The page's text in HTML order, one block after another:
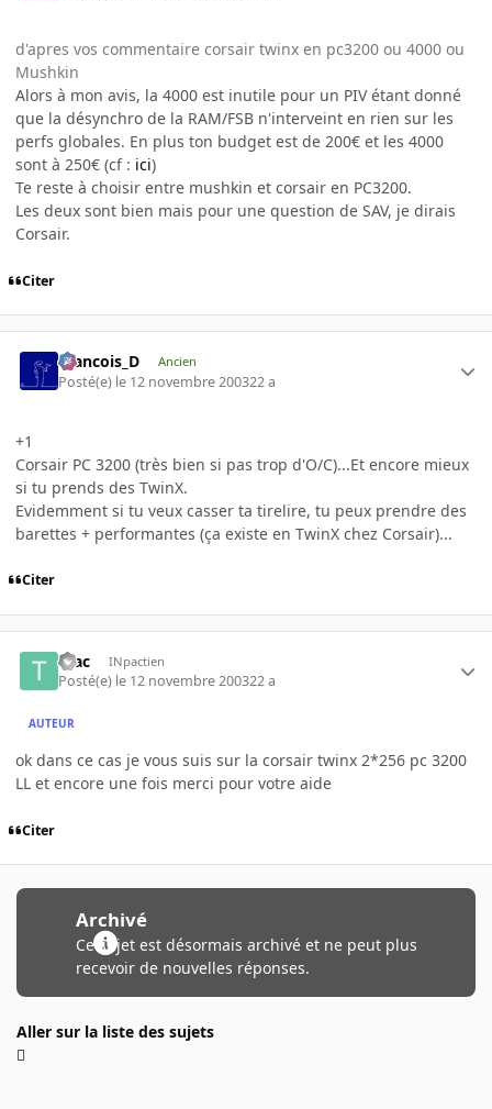
d'apres vos commentaire corsair twinx en pc3200 ou 4000 ou
Mushkin
Alors à mon avis, la 4000 est inutile pour un PIV étant donné
que la désynchro de la RAM/FSB n'interveint en rien sur les
perfs globales. En plus ton budget est de 200€ et les 4000
sont à 250€ (cf : ici)
Te reste à choisir entre mushkin et corsair en PC3200.
Les deux sont bien mais pour une question de SAV, je dirais
Corsair.
Citer
Francois_D Ancien
Posté(e) le 12 novembre 200322 a
+1
Corsair PC 3200 (très bien si pas trop d'O/C)...Et encore mieux
si tu prends des TwinX.
Evidemment si tu veux casser ta tirelire, tu peux prendre des
barettes + performantes (ça existe en TwinX chez Corsair)...
Citer
teac INpactien
Posté(e) le 12 novembre 200322 a
AUTEUR
ok dans ce cas je vous suis sur la corsair twinx 2*256 pc 3200
LL et encore une fois merci pour votre aide
Citer
Archivé
Ce sujet est désormais archivé et ne peut plus
recevoir de nouvelles réponses.
Aller sur la liste des sujets